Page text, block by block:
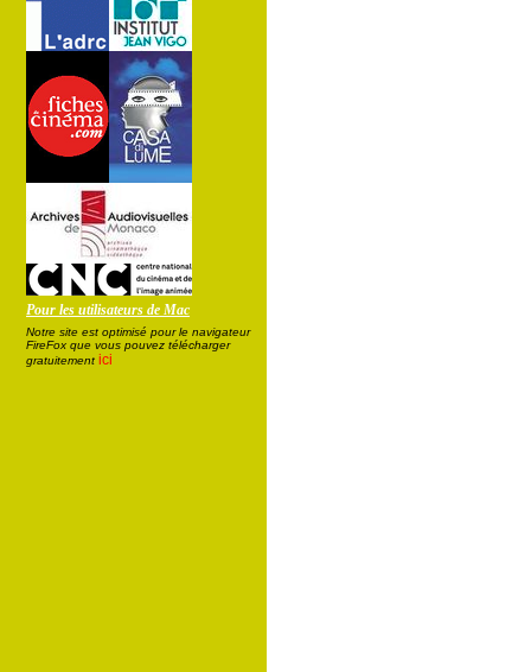
Pour les utilisateurs de Mac
Notre site est optimisé pour le navigateur
FireFox que vous pouvez télécharger
gratuitement ici